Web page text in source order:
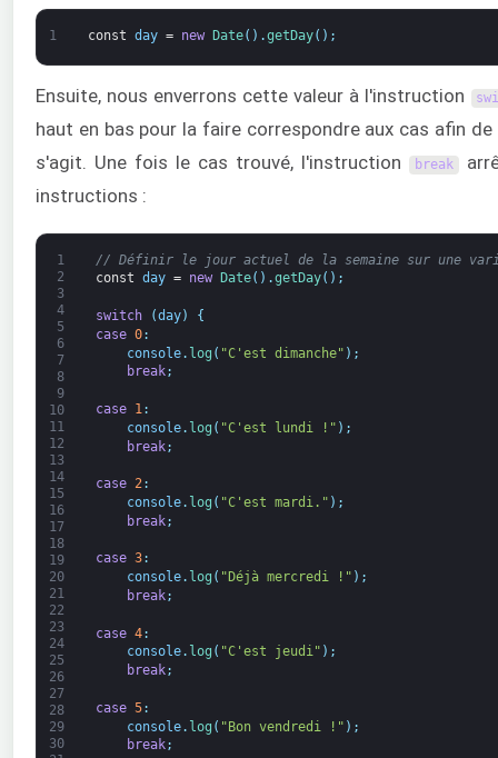
1 const day = new Date( ) .getDay( ) ;
Ensuite, nous enverrons cette valeur à l'instruction
haut en bas pour la faire correspondre aux cas afin
s'agit. Une fois le cas trouvé, l'instruction break
instructions :
1
2
3
4
5
6
7
8
9
10
11
12
13
14
15
16
17
18
19
20
21
22
23
24
25
26
27
28
29
30
// Définir le jour actuel de la semaine sur une
const day = new Date( ) .getDay( ) ;
switch (day)
{
case 0:
console. log ( "C'est dimanche" ) ;
break;
case 1:
console. log ( "C'est lundi !" ) ;
break;
case 2:
console. log ( "C'est mardi." ) ;
break;
case 3:
console. log ( "Déjà mercredi !" ) ;
break;
case 4:
console. log ( "C'est jeudi" ) ;
break;
case 5:
console. log ( "Bon vendredi !" ) ;
break;